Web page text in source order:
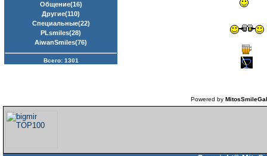
Общение(16)
Другие(110)
Специальные(22)
PLsmiles(28)
AiwanSmiles(76)
Всего: 1301
Powered by